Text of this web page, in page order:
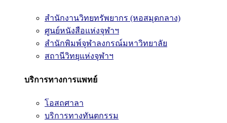
สำนักงานวิทยทรัพยากร (หอสมุดกลาง)
ศูนย์หนังสือแห่งจุฬาฯ
สำนักพิมพ์จุฬาลงกรณ์มหาวิทยาลัย
สถานีวิทยุแห่งจุฬาฯ
บริการทางการแพทย์
โอสถศาลา
บริการทางทันตกรรม